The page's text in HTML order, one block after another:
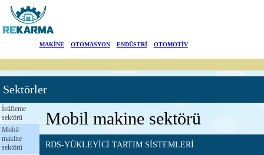
MAKİNE| OTOMASYON| ENDÜSTRİ| OTOMOTİV
Sektörler
İstifleme
sektörü
Mobil
makine
sektörü
Mobil makine sektörü
RDS-YÜKLEYİCİ TARTIM SİSTEMLERİ